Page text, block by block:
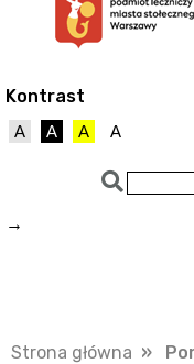
Kontrast
A A A A
→
Strona główna »